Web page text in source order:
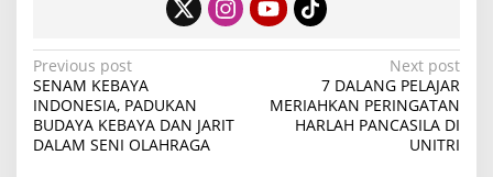
P
o
s
Previous post
SENAM KEBAYA
INDONESIA, PADUKAN
BUDAYA KEBAYA DAN JARIT
DALAM SENI OLAHRAGA
Next post
7 DALANG PELAJAR
MERIAHKAN PERINGATAN
HARLAH PANCASILA DI
UNITRI